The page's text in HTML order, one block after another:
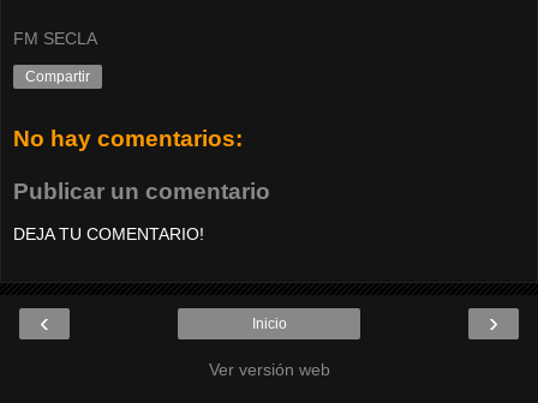
FM SECLA
Compartir
No hay comentarios:
Publicar un comentario
DEJA TU COMENTARIO!
‹ ›
Inicio
Ver versión web